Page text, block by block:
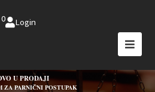
0 Login
U PRODAJI
ZA PARNIČNI POSTUPAK